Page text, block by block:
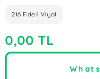
216 Fideli Viyol
0,00 TL